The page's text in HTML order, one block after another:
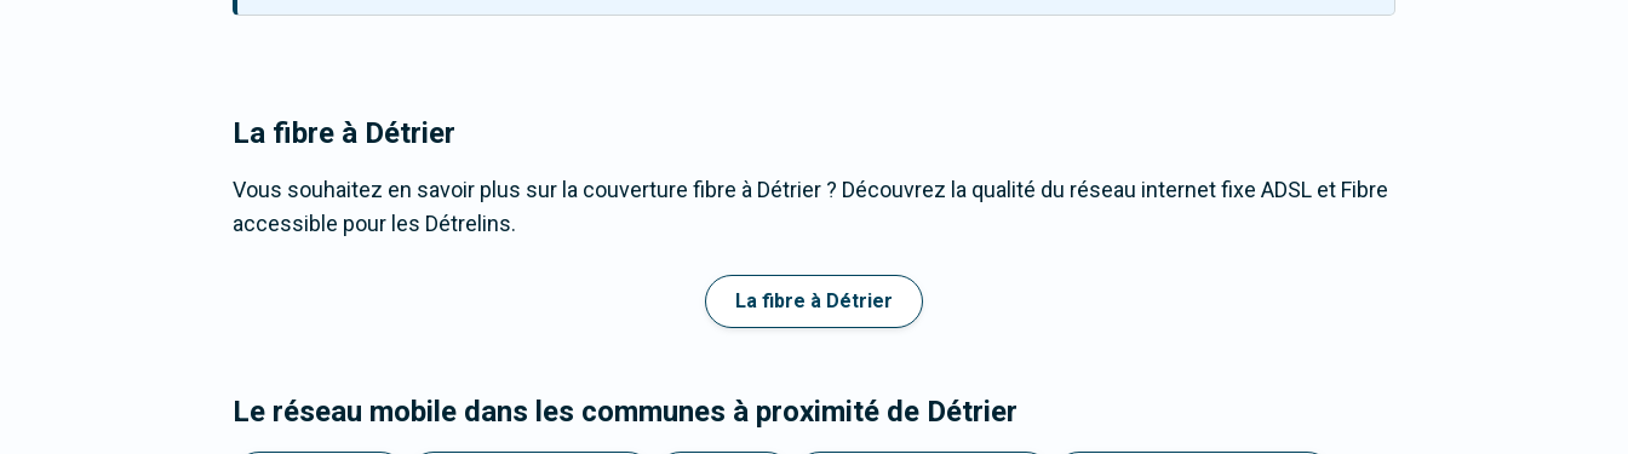
La fibre à Détrier
Vous souhaitez en savoir plus sur la couverture fibre à Détrier ? Découvrez la qualité du réseau internet fixe ADSL et Fibre
accessible pour les Détrelins.
La fibre à Détrier
Le réseau mobile dans les communes à proximité de Détrier